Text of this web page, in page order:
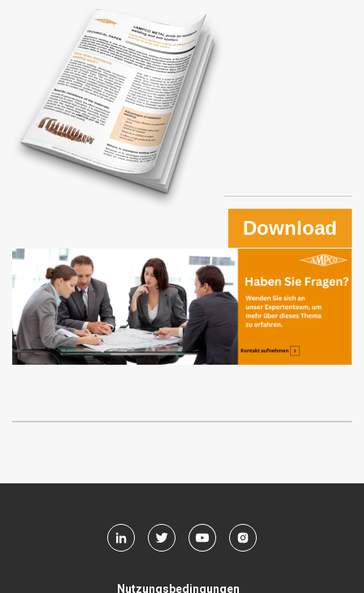
Download
Nutzungsbedingungen